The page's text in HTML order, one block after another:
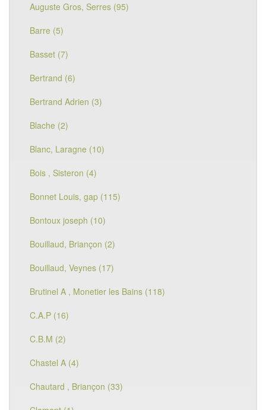
Auguste Gros, Serres (95)
Barre (5)
Basset (7)
Bertrand (6)
Bertrand Adrien (3)
Blache (2)
Blanc, Laragne (10)
Bois , Sisteron (4)
Bonnet Louis, gap (115)
Bontoux joseph (10)
Bouillaud, Briançon (2)
Bouillaud, Veynes (17)
Brutinel A , Monetier les Bains (118)
C.A.P (16)
C.B.M (2)
Chastel A (4)
Chautard , Briançon (33)